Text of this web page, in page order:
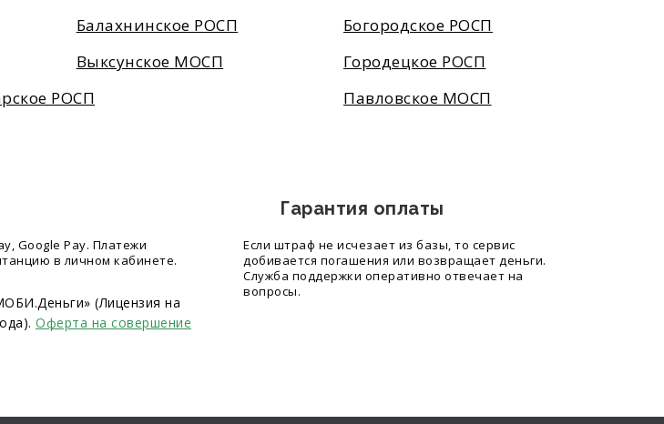
Балахнинское РОСП
Богородское РОСП
Выксунское МОСП
Городецкое РОСП
РОСП Павловское МОСП
Google Pay. Платежи
в личном кабинете.
(Лицензия на
Оферта на совершение
Гарантия оплаты
Если штраф не исчезает из базы, то сервис
добивается погашения или возвращает деньги.
Служба поддержки оперативно отвечает на
вопросы.